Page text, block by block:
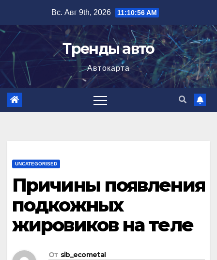
содержимому
Вс. Авг 9th, 2026 11:10:58 AM
Тренды авто
Автокарта
UNCATEGORISED
Причины появления
подкожных
жировиков на теле
От sib_ecometal